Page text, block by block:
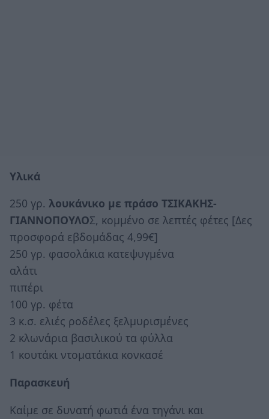
Υλικά
250 γρ. λουκάνικο με πράσο ΤΣΙΚΑΚΗΣ-
ΓΙΑΝΝΟΠΟΥΛΟΣ, κομμένο σε λεπτές φέτες [Δες
προσφορά εβδομάδας 4,99€]
250 γρ. φασολάκια κατεψυγμένα
αλάτι
πιπέρι
100 γρ. φέτα
3 κ.σ. ελιές ροδέλες ξελμυρισμένες
2 κλωνάρια βασιλικού τα φύλλα
1 κουτάκι ντοματάκια κονκασέ
Παρασκευή
Καίμε σε δυνατή φωτιά ένα τηγάνι και